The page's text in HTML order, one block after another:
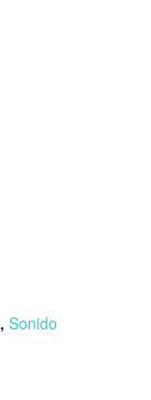
, Sonido